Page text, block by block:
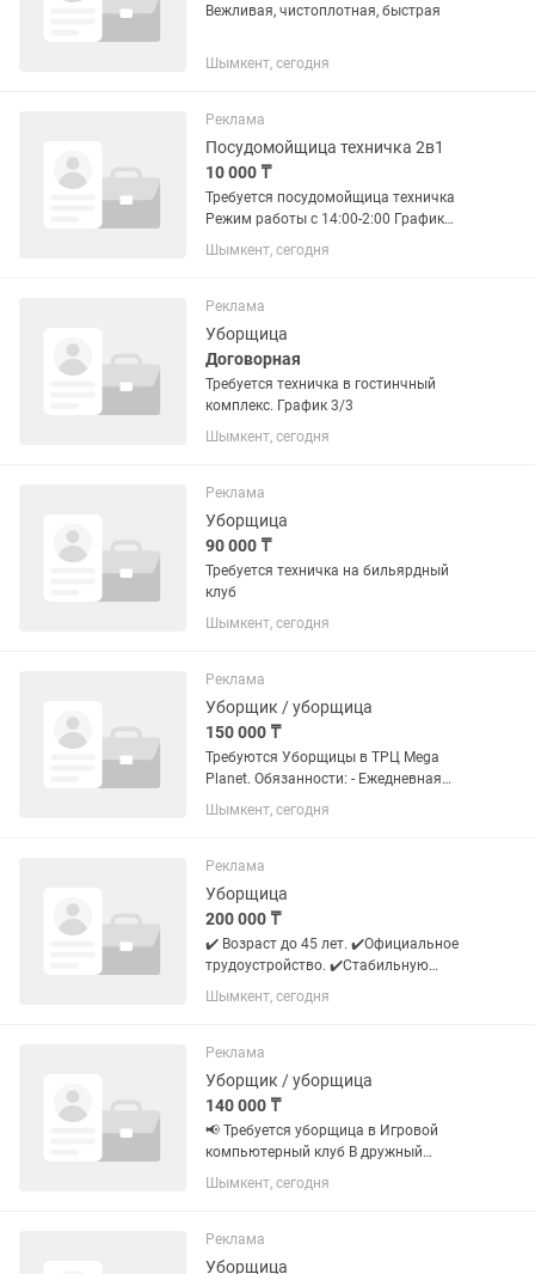
Вежливая, чистоплотная, быстрая
Шымкент, сегодня
Реклама
Посудомойщица техничка 2в1
10 000 ₸
Требуется посудомойщица техничка
Режим работы с 14:00-2:00 График
работы 2 на 2 Оплата каждый день 10
000 тенге Ограничение по возрасту: от
оплачивается по 5 000!
Шымкент, сегодня
Реклама
Уборщица
Договорная
Требуется техничка в гостинчный
комплекс. График 3/3
Шымкент, сегодня
Реклама
Уборщица
90 000 ₸
Требуется техничка на бильярдный
клуб
Шымкент, сегодня
Реклама
Уборщик / уборщица
150 000 ₸
Требуются Уборщицы в ТРЦ Mega
Planet. Обязанности: - Ежедневная
влажная/сухая уборка Торгового
центра, коридоров, санузлов; - Вынос
Шымкент, сегодня
Реклама
Уборщица
200 000 ₸
✔️ Возраст до 45 лет. ✔️Официальное
трудоустройство. ✔️Стабильную
заработную плату. Ответственность,
аккуратность и исполнительность!
Шымкент, сегодня
Реклама
Уборщик / уборщица
140 000 ₸
📢 Требуется уборщица в Игровой
компьютерный клуб В дружный
коллектив требуется ответственная и
аккуратная уборщица. 🔹 График
Шымкент, сегодня
Реклама
Уборщица